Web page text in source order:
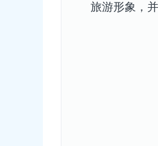
旅游形象 ，